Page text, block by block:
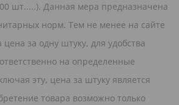
шт.....). Данная мера предназначена
норм. Тем не менее на сайте
за одну штуку, для удобства
на определенные
эту, цена за штуку является
товара возможно только